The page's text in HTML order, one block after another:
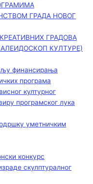
ГРАДА НОВОГ
ГРАДОВА
КУЛТУРЕ)
финансирања
програма
културног
програмског лука
уметничким
конкурс
скулптуралног